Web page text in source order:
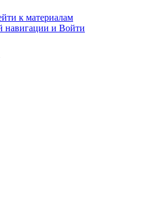
к материалам
навигации и Войти